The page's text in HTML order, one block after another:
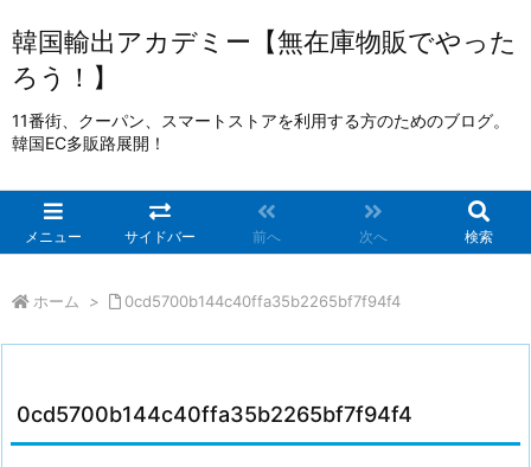
韓国輸出アカデミー【無在庫物販でやった
ろう！】
11番街、クーパン、スマートストアを利用する方のためのブログ。
韓国EC多販路展開！
メニュー サイドバー 前へ 次へ 検索
ホーム > 0cd5700b144c40ffa35b2265bf7f94f4
0cd5700b144c40ffa35b2265bf7f94f4